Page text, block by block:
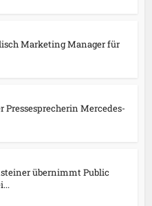
Marketing Manager für
Pressesprecherin Mercedes-
übernimmt Public